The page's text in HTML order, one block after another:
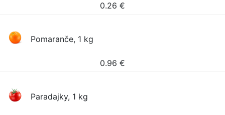
0.26 €
Pomaranče, 1 kg
0.96 €
Paradajky, 1 kg